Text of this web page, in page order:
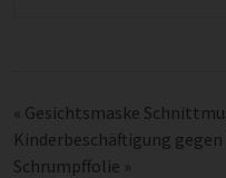
« Gesichtsmaske
Kinderbeschäftigung
Schrumpffolie »